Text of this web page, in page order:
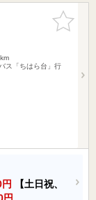
お気に入
りに追加
ス「ちはら台」行
【土日祝、
円